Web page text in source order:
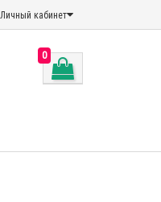
Личный кабинет
0